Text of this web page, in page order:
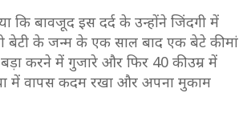
कि बावजूद इस दर्द के उन्होंने जिंदगी में
बेटी के जन्म के एक साल बाद एक बेटे की मां
करने में गुजारे और फिर 40 की उम्र में
में वापस कदम रखा और अपना मुकाम